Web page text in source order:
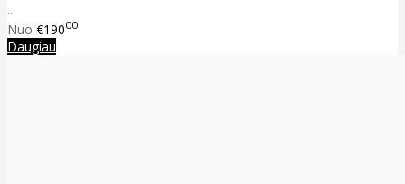
..
Nuo €19000
Daugiau